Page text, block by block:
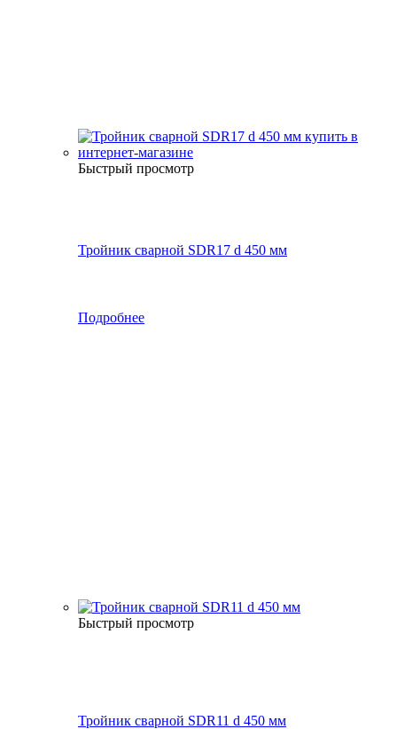
Быстрый просмотр
Тройник сварной SDR17 d 450 мм
Подробнее
Быстрый просмотр
Тройник сварной SDR11 d 450 мм